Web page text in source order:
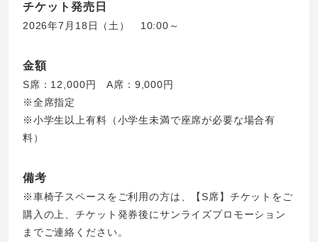
チケット発売日
2026年7月18日（土） 10:00～
金額
S席：12,000円 A席：9,000円
※全席指定
※小学生以上有料（小学生未満で座席が必要な場合有
料）
備考
※車椅子スペースをご利用の方は、【S席】チケットをご
購入の上、チケット発券後にサンライズプロモーション
までご連絡ください。